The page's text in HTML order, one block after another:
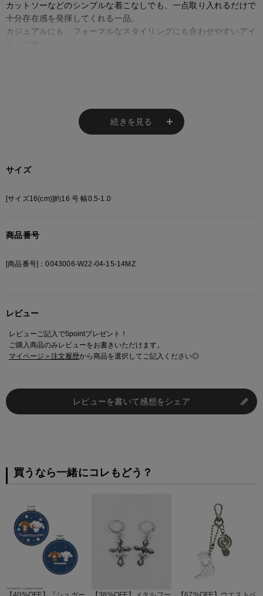
カットソーなどのシンプルな着こなしでも、一点取り入れるだけで
十分存在感を発揮してくれる一品。
カジュアルにも、フォーマルなスタイリングにも合わせやすいアイ
【おススメ、プチプラアイテム】
通年使えるアイテムが、お得なプライスなのも嬉しいポイント！！
モニターの設定状況によって、実際の商品と 若干色が異なる場合がございま
総柄の商品は使用している生地の部分によって 写真と異なる場合がございま
ご迷惑をお掛け致しますが 何卒ご了承下さいますようお願い致します。
続きを見る
サイズ
[サイズ16(cm)]約16 号 幅0.5-1.0
商品番号
[商品番号]：0043006-W22-04-15-14MZ
レビュー
レビューご記入で5pointプレゼント！
ご購入商品のみレビューをお書きいただけます。
マイページ＞注文履歴から商品を選択してご記入ください◎
レビューを書いて感想をシェア
買うなら一緒にコレもどう？